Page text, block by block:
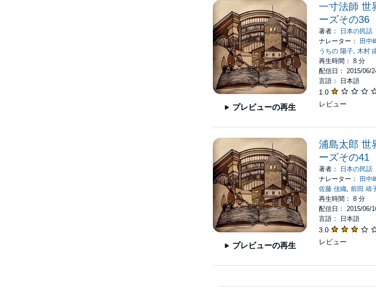
プレビューの再生
一寸法師 世
ーズその36
著者：
日本の民話
ナレーター：
田中
うちの 陽子 木村
再生時間： 8 分
配信日： 2015/06/
言語： 日本語
1.0
レビュー
プレビューの再生
浦島太郎 世
ーズその41
著者：
日本の民話
ナレーター：
田中
佐藤 佳織,前田 靖
再生時間： 8 分
配信日： 2015/06/
言語： 日本語
3.0
レビュー